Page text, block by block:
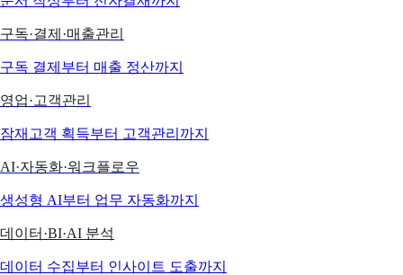
구독·결제·매출관리
구독 결제부터 매출 정산까지
영업·고객관리
잠재고객 획득부터 고객관리까지
AI·자동화·워크플로우
생성형 AI부터 업무 자동화까지
데이터·BI·AI 분석
데이터 수집부터 인사이트 도출까지